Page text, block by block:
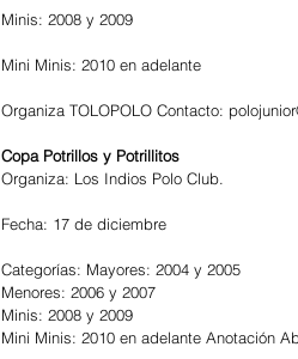
Minis: 2008 y 2009
Mini Minis: 2010 en adelante
Organiza TOLOPOLO Contacto:
Copa Potrillos y Potrillitos
Organiza: Los Indios Polo Club.
Fecha: 17 de diciembre
Categorías: Mayores: 2004 y 2005
Menores: 2006 y 2007
Minis: 2008 y 2009
Mini Minis: 2010 en adelante Anotación